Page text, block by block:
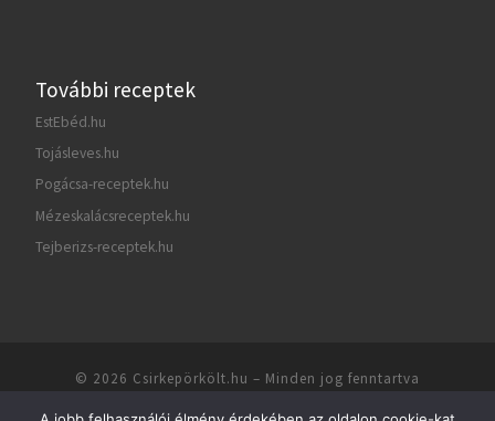
További receptek
EstEbéd.hu
Tojásleves.hu
Pogácsa-receptek.hu
Mézeskalácsreceptek.hu
Tejberizs-receptek.hu
© 2026 Csirkepörkölt.hu – Minden jog fenntartva
Csirkepörkölt.hu - Csirkepörkölt receptek – Szaftos, tejfölös csirkepörkölt